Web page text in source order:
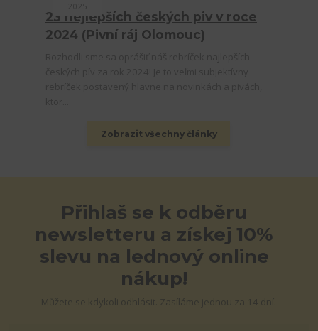
23 nejlepších českých piv v roce
2024 (Pivní ráj Olomouc)
Zobrazit všechny články
Přihlaš se k odběru
newsletteru a získej 10%
slevu na lednový online
nákup!
Můžete se kdykoli odhlásit. Zasíláme jednou za 14 dní.